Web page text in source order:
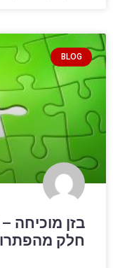
BLOG
בזן מוכיחה
חלק